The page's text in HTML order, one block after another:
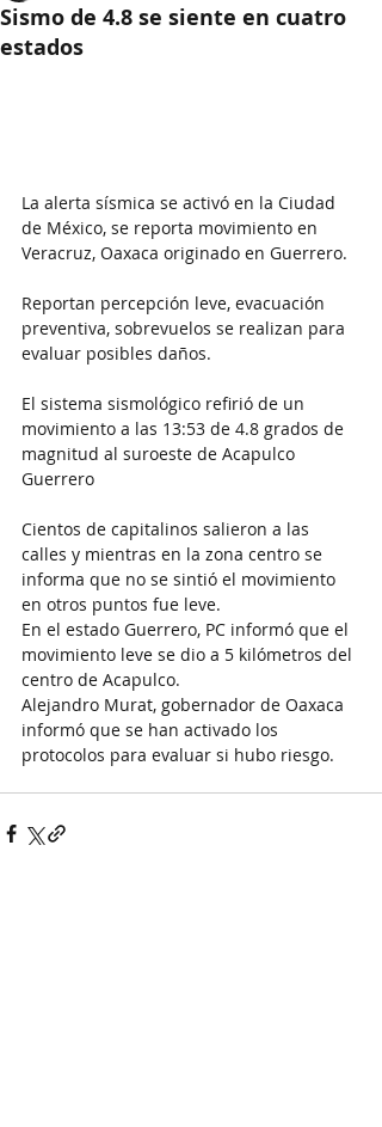
Sismo de 4.8 se siente en cuatro
estados
La alerta sísmica se activó en la Ciudad
de México, se reporta movimiento en
Veracruz, Oaxaca originado en Guerrero.
Reportan percepción leve, evacuación
preventiva, sobrevuelos se realizan para
evaluar posibles daños.
El sistema sismológico refirió de un
movimiento a las 13:53 de 4.8 grados de
magnitud al suroeste de Acapulco
Guerrero
Cientos de capitalinos salieron a las
calles y mientras en la zona centro se
informa que no se sintió el movimiento
en otros puntos fue leve.
En el estado Guerrero, PC informó que el
movimiento leve se dio a 5 kilómetros del
centro de Acapulco.
Alejandro Murat, gobernador de Oaxaca
informó que se han activado los
protocolos para evaluar si hubo riesgo.